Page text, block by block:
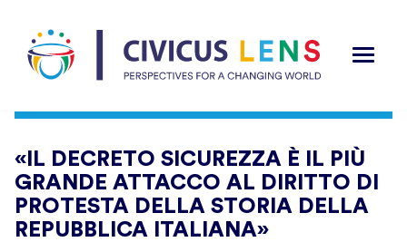
«IL DECRETO SICUREZZA È IL PIÙ
GRANDE ATTACCO AL DIRITTO DI
PROTESTA DELLA STORIA DELLA
REPUBBLICA ITALIANA»